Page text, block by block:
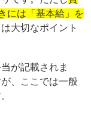
には「基本給」を
大切なポイント
が記載されま
、ここでは一般